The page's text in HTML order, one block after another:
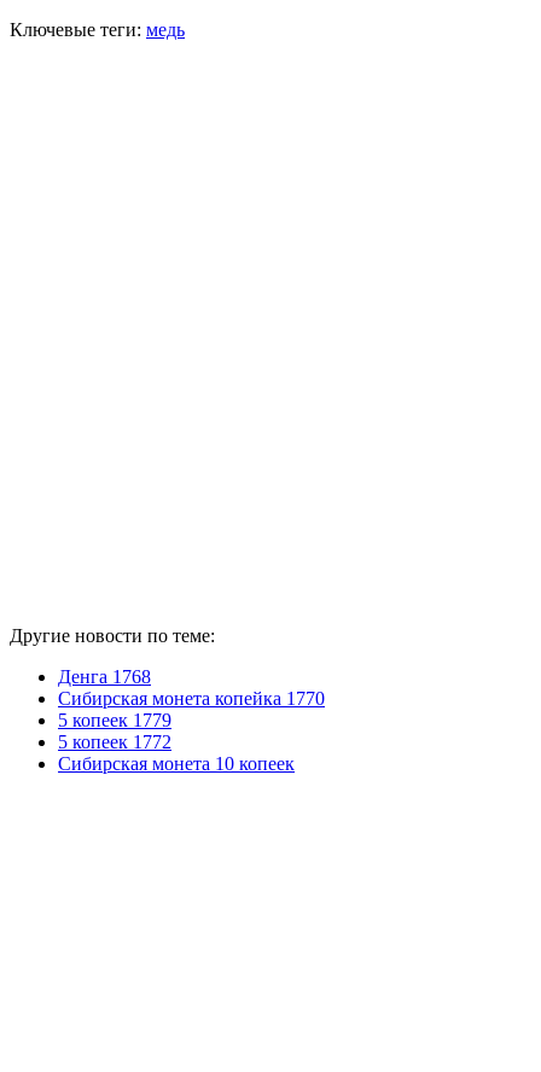
Ключевые теги: медь
Другие новости по теме:
Денга 1768
Сибирская монета копейка 1770
5 копеек 1779
5 копеек 1772
Cибирская монета 10 копеек